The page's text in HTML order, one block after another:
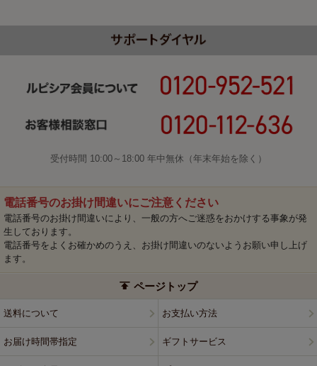
受付時間 10:00～18:00 年中無休（年末年始を除く）
電話番号のお掛け間違いにご注意ください
電話番号のお掛け間違いにより、一般の方へご迷惑をおかけする事象が発
生しております。
電話番号をよくお確かめのうえ、お掛け間違いのないようお願い申し上げ
ます。
ページトップ
送料について お支払い方法
お届け時間帯指定 ギフトサービス